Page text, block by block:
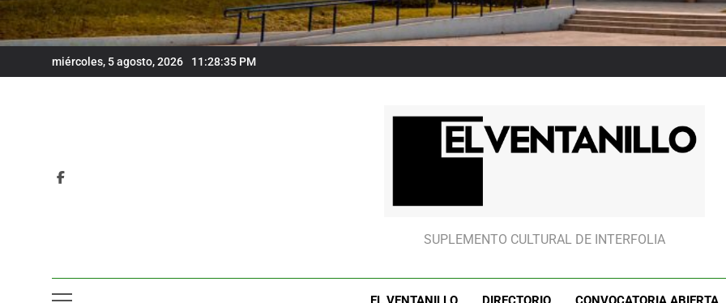
miércoles, 5 agosto, 2026 11:28:36 PM
Raquel Tibol: “Reyes ponía
Raquel Tibol: “Reyes ponía
El Ventanillo
SUPLEMENTO CULTURAL DE INTERFOLIA